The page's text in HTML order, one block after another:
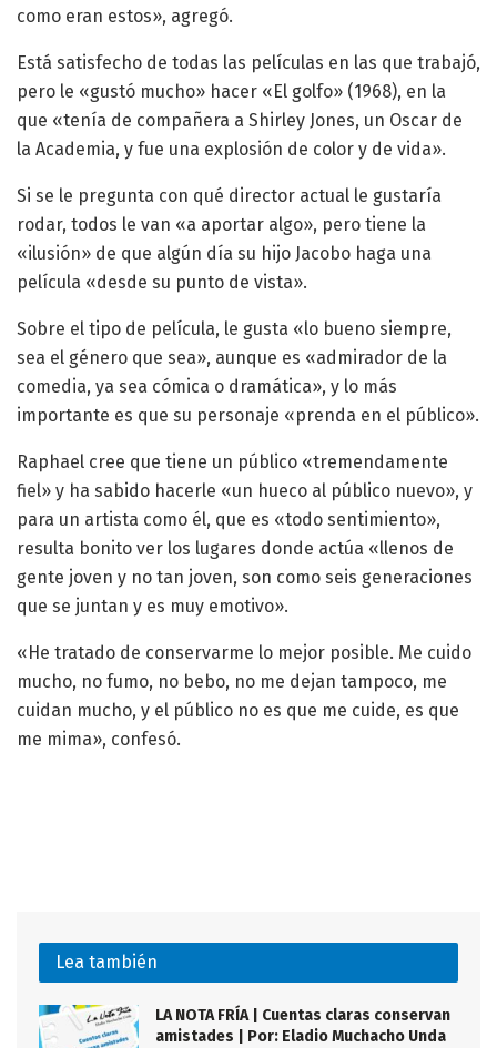
como eran estos», agregó.
Está satisfecho de todas las películas en las que trabajó,
pero le «gustó mucho» hacer «El golfo» (1968), en la
que «tenía de compañera a Shirley Jones, un Oscar de
la Academia, y fue una explosión de color y de vida».
Si se le pregunta con qué director actual le gustaría
rodar, todos le van «a aportar algo», pero tiene la
«ilusión» de que algún día su hijo Jacobo haga una
película «desde su punto de vista».
Sobre el tipo de película, le gusta «lo bueno siempre,
sea el género que sea», aunque es «admirador de la
comedia, ya sea cómica o dramática», y lo más
importante es que su personaje «prenda en el público».
Raphael cree que tiene un público «tremendamente
fiel» y ha sabido hacerle «un hueco al público nuevo», y
para un artista como él, que es «todo sentimiento»,
resulta bonito ver los lugares donde actúa «llenos de
gente joven y no tan joven, son como seis generaciones
que se juntan y es muy emotivo».
«He tratado de conservarme lo mejor posible. Me cuido
mucho, no fumo, no bebo, no me dejan tampoco, me
cuidan mucho, y el público no es que me cuide, es que
me mima», confesó.
Lea también
LA NOTA FRÍA | Cuentas claras conservan
amistades | Por: Eladio Muchacho Unda